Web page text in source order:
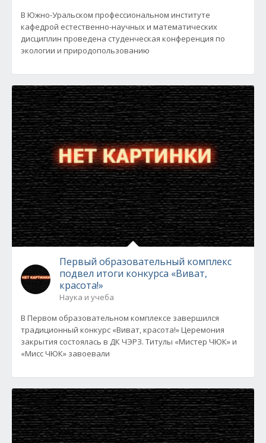
В Южно-Уральском профессиональном институте
кафедрой естественно-научных и математических
дисциплин проведена студенческая конференция по
экологии и природопользованию
Первый образовательный комплекс
подвел итоги конкурса «Виват,
красота!»
Наука и учеба
В Первом образовательном комплексе завершился
традиционный конкурс «Виват, красота!» Церемония
закрытия состоялась в ДК ЧЭРЗ. Титулы «Мистер ЧЮК» и
«Мисс ЧЮК» завоевали